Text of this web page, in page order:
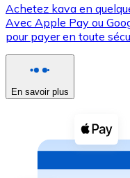
XRP
XRP
Voir toutes
Coupons crypto
Achetez des
Acheter avec
Achetez kava en
Avec Apple Pay ou
pour payer en toute
En savoir plus